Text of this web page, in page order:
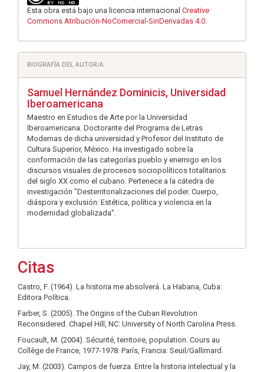
Esta obra está bajo una licencia internacional Creative
Commons Atribución-NoComercial-SinDerivadas 4.0.
BIOGRAFÍA DEL AUTOR/A
Samuel Hernández Dominicis, Universidad
Iberoamericana
Maestro en Estudios de Arte por la Universidad
Iberoamericana. Doctorante del Programa de Letras
Modernas de dicha universidad y Profesor del Instituto de
Cultura Superior, México. Ha investigado sobre la
conformación de las categorías pueblo y enemigo en los
discursos visuales de procesos sociopolíticos totalitarios
del siglo XX como el cubano. Pertenece a la cátedra de
investigación "Desterritorializaciones del poder. Cuerpo,
diáspora y exclusión: Estética, política y violencia en la
modernidad globalizada”.
Citas
Castro, F. (1964). La historia me absolverá. La Habana, Cuba:
Editora Política.
Farber, S. (2005). The Origins of the Cuban Revolution
Reconsidered. Chapel Hill, NC: University of North Carolina Press.
Foucault, M. (2004). Sécurité, territoire, population. Cours au
Collège de France, 1977-1978. París, Francia: Seuil/Gallimard.
Jay, M. (2003). Campos de fuerza. Entre la historia intelectual y la